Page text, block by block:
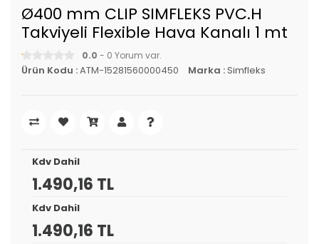
Ø400 mm CLIP SIMFLEKS PVC.H
Takviyeli Flexible Hava Kanalı 1 mt
0.0 - 0 Yorum var.
Ürün Kodu :ATM-15281560000450 Marka :Simfleks
Kdv Dahil
1.490,16 TL
Kdv Dahil
1.490,16 TL